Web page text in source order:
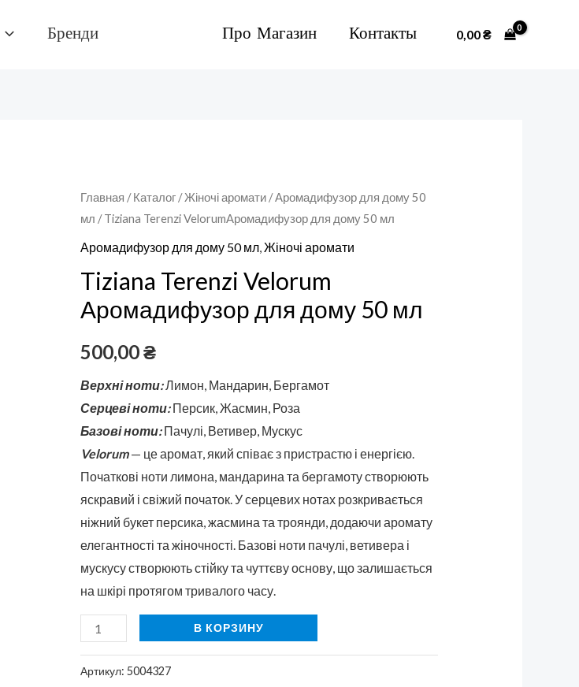
Бренди Про Магазин Контакты 0,00₴
Главная /Каталог /Жіночі аромати /Аромадифузор для дому 50
мл / Tiziana Terenzi VelorumАромадифузор для дому 50 мл
Аромадифузор для дому 50 мл,Жіночі аромати
Tiziana Terenzi Velorum
Аромадифузор для дому 50 мл
500,00₴
Верхні ноти:Лимон, Мандарин, Бергамот
Серцеві ноти:Персик, Жасмин, Роза
Базові ноти:Пачулі, Ветивер, Мускус
Velorum— це аромат, який співає з пристрастю і енергією.
Початкові ноти лимона, мандарина та бергамоту створюють
яскравий і свіжий початок. У серцевих нотах розкривається
ніжний букет персика, жасмина та троянди, додаючи аромату
елегантності та жіночності. Базові ноти пачулі, ветивера і
мускусу створюють стійку та чуттєву основу, що залишається
на шкірі протягом тривалого часу.
Количество
товара
Tiziana
VelorumАромадифузор
для
50
мл
В КОРЗИНУ
Артикул:5004327